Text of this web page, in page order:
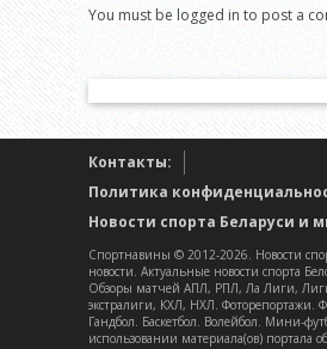
You must be logged in to post a
Контакты:
Политика
Новости спорта Беларуси и
Спортнавины © 2012-2026. Новости
новости. Актуальные новости спорта
Обзоры матчей АПЛ, РПЛ, Ла Лиги,
экстралиги, КХЛ, НХЛ. Фоторепортажи.
Гандбол. Баскетбол. Волейбол. Мини-
использовании материала(ов) портала